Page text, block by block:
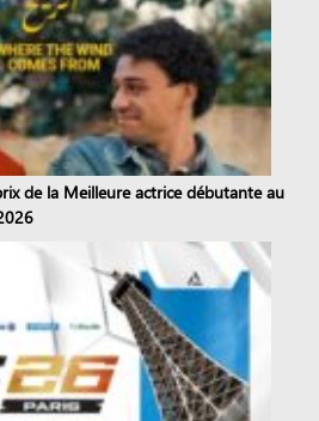
de la Meilleure actrice débutante au